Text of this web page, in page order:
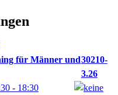
für Männer und30210-
3.26
- 18:30